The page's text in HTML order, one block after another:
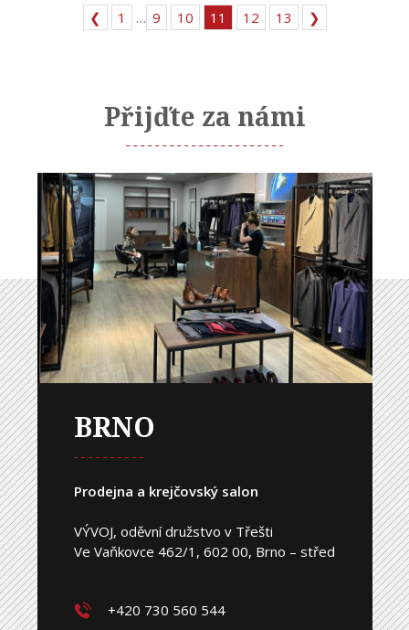
❮ 1 … 9 10 11 12 13 ❯
Přijďte za námi
BRNO
Prodejna a krejčovský salon
VÝVOJ, oděvní družstvo v Třešti
Ve Vaňkovce 462/1, 602 00, Brno – střed
+420 730 560 544